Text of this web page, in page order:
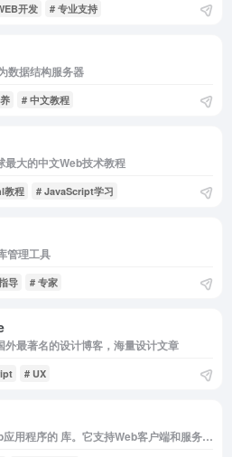
开发 # 专业支持
数据结构服务器
# 中文教程
大的中文Web技术教程
教程 # JavaScript学习
管理工具
导 # 专家
最著名的设计博客，海量设计文章
# UX
socket是是用于实时Web应用程序的 库。它支持Web客户端和服务器之间的实时双向通信。